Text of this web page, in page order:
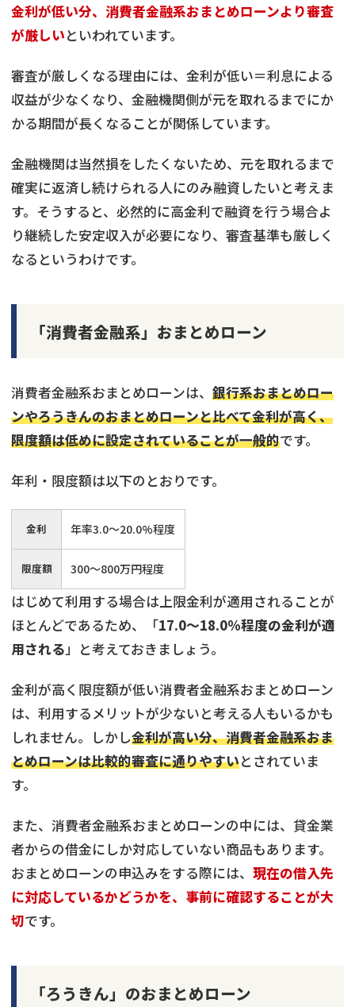
金利が低い分、消費者金融系おまとめローンより審査
が厳しいといわれています。
審査が厳しくなる理由には、金利が低い＝利息による
収益が少なくなり、金融機関側が元を取れるまでにか
かる期間が長くなることが関係しています。
金融機関は当然損をしたくないため、元を取れるまで
確実に返済し続けられる人にのみ融資したいと考えま
す。そうすると、必然的に高金利で融資を行う場合よ
り継続した安定収入が必要になり、審査基準も厳しく
なるというわけです。
「消費者金融系」おまとめローン
消費者金融系おまとめローンは、 銀行系おまとめロー
ンやろうきんのおまとめローンと比べて金利が高く、
限度額は低めに設定されていることが一般的です。
年利・限度額は以下のとおりです。
金利 年率3.0〜20.0%程度
限度額 300〜800万円程度
はじめて利用する場合は上限金利が適用されることが
ほとんどであるため、「17.0〜18.0％程度の金利が適
用される」と考えておきましょう。
金利が高く限度額が低い消費者金融系おまとめローン
は、利用するメリットが少ないと考える人もいるかも
しれません。しかし金利が高い分、消費者金融系おま
とめローンは比較的審査に通りやすいとされていま
す。
また、消費者金融系おまとめローンの中には、貸金業
者からの借金にしか対応していない商品もあります。
おまとめローンの申込みをする際には、 現在の借入先
に対応しているかどうかを、事前に確認することが大
切です。
「ろうきん」のおまとめローン